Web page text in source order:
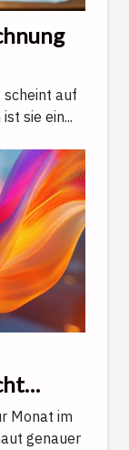
scheint auf
sie ein...
Monat im
genauer